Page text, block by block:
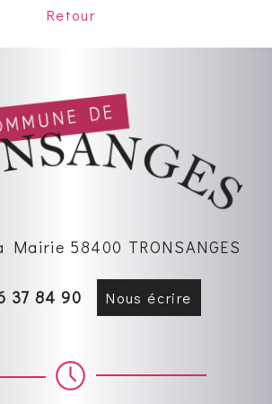
Retour
Mairie 58400 TRONSANGES
37 84 90 Nous écrire